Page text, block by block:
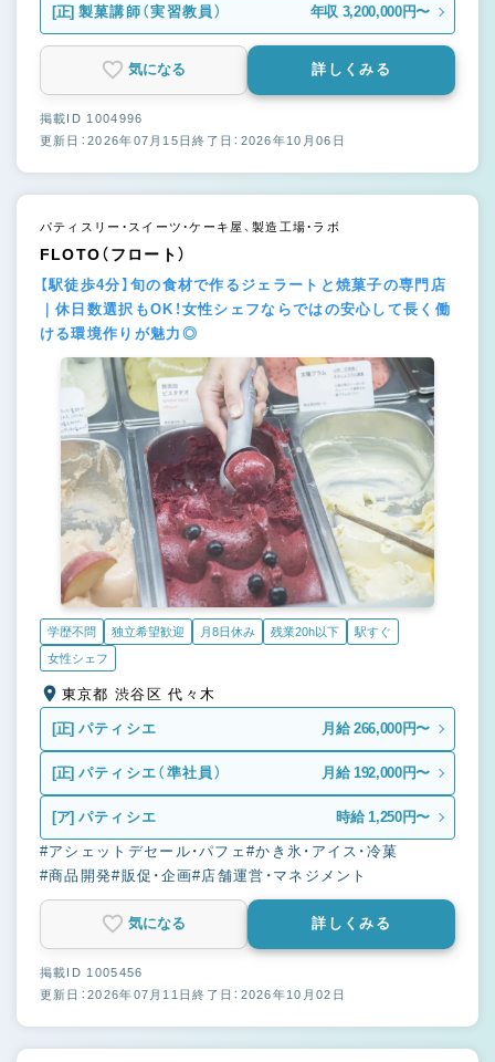
[正] 製菓講師（実習教員） 年収 3,200,000円〜
気になる 詳しくみる
掲載ID 1004996
更新日：2026年07月15日終了日：2026年10月06日
パティスリー・スイーツ・ケーキ屋、製造工場・ラボ
FLOTO（フロート）
【駅徒歩4分】旬の食材で作るジェラートと焼菓子の専門店
｜休日数選択もOK！女性シェフならではの安心して長く働
ける環境作りが魅力◎
学歴不問 独立希望歓迎 月8日休み 残業20h以下
駅すぐ
女性シェフ
東京都 渋谷区 代々木
[正] パティシエ 月給 266,000円〜
[正] パティシエ（準社員） 月給 192,000円〜
[ア] パティシエ 時給 1,250円〜
#アシェットデセール・パフェ#かき氷・アイス・冷菓
#商品開発#販促・企画#店舗運営・マネジメント
気になる 詳しくみる
掲載ID 1005456
更新日：2026年07月11日終了日：2026年10月02日